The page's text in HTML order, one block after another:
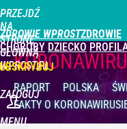
PRZEJDŹ
NA
STRONĘ
GŁÓWNĄ
WPROST.PL
ZDROWIE WPROST
CHOROBY DZIECKO
ZALOGUJ
MENU
RAPORT POLSKA
FAKTY O